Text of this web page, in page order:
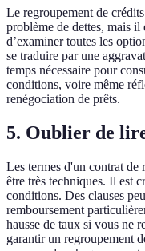
Le regroupement de
problème de dettes, mais
d’examiner toutes les
se traduire par une
temps nécessaire pour
conditions, voire même
renégociation de prêts.
5. Oublier de
Les termes d'un contrat de
être très techniques. Il est
conditions. Des clauses
remboursement
hausse de taux si vous ne
garantir un regroupement